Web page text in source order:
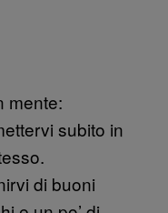
mente:
subito in
di buoni